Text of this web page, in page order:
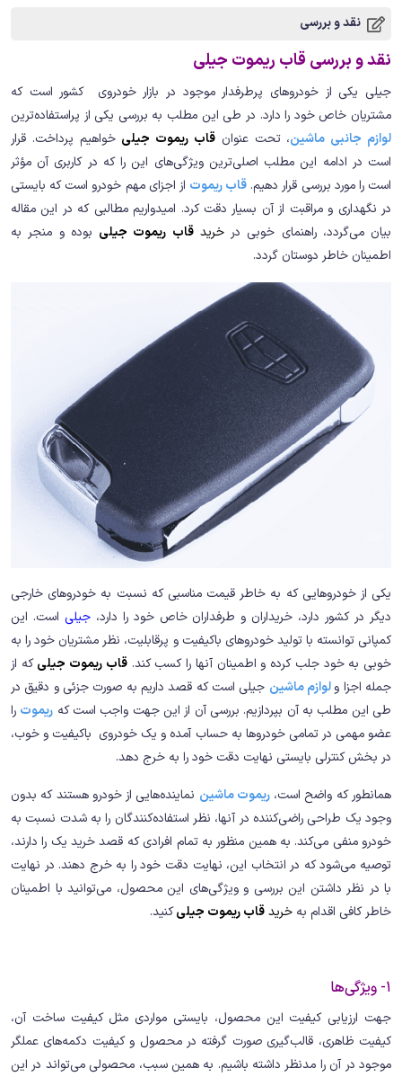
نقد و بررسی
نقد و بررسی قاب ریموت جیلی
جیلی یکی از خودروهای پرطرفدار موجود در بازار خودروی کشور است که
مشتریان خاص خود را دارد. در طی این مطلب به بررسی یکی از پراستفاده‌ترین
لوازم جانبی ماشین، تحت عنوان قاب ریموت جیلی خواهیم پرداخت. قرار
است در ادامه این مطلب اصلی‌ترین ویژگی‌های این را که در کاربری آن مؤثر
است را مورد بررسی قرار دهیم. قاب ریموت از اجزای مهم خودرو است که بایستی
در نگهداری و مراقبت از آن بسیار دقت کرد. امیدواریم مطالبی که در این مقاله
بیان می‌گردد، راهنمای خوبی درخریدقاب ریموت جیلی بوده و منجر به
اطمینان خاطر دوستان گردد.
یکی از خودروهایی که به خاطر قیمت مناسبی که نسبت به خودروهای خارجی
دیگر در کشور دارد، خریداران و طرفداران خاص خود را دارد،جیلی است. این
کمپانی توانسته با تولید خودروهای باکیفیت و پرقابلیت، نظر مشتریان خود را به
خوبی به خود جلب کرده و اطمینان آنها را کسب کند.قاب ریموت جیلیکه از
جمله اجزا ولوازم ماشین جیلی است که قصد داریم به صورت جزئی و دقیق در
طی این مطلب به آن بپردازیم. بررسی آن از این جهت واجب است که ریموت را
عضو مهمی در تمامی خودروها به حساب آمده و یک خودروی باکیفیت و خوب،
در بخش کنترلی بایستی نهایت دقت خود را به خرج دهد.
همانطور که واضح است،ریموت‌ ماشین نماینده‌هایی از خودرو هستند که بدون
وجود یک طراحی راضی‌کننده در آنها، نظر استفاده‌کنندگان را به شدت نسبت به
خودرو منفی می‌کند. به همین منظور به تمام افرادی که قصد خرید یک را دارند،
توصیه می‌شود که در انتخاب این، نهایت دقت خود را به خرج دهند. در نهایت
با در نظر داشتن این بررسی و ویژگی‌های این محصول، می‌توانید با اطمینان
خاطر کافی اقدام به خریدقاب ریموت جیلیکنید.
1- ویژگی‌ها
جهت ارزیابی کیفیت این محصول، بایستی مواردی مثل کیفیت ساخت آن،
کیفیت ظاهری، قالب‌گیری صورت گرفته در محصول و کیفیت دکمه‌های عملگر
موجود در آن را مدنظر داشته باشیم. به همین سبب، محصولی می‌تواند در این